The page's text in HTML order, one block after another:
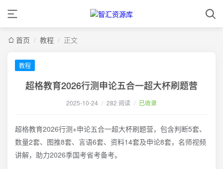
首页 / 教程 / 正文
教程
超格教育2026行测申论五合一超大杯刷题营
2025-10-24 / 282 阅读 / 已收录
超格教育2026行测+申论五合一超大杯刷题营，包含判断5套、
数量2套、图推8套、言语6套、资料14套及申论8套，名师视频
讲解，助力2026季国考省考备考。